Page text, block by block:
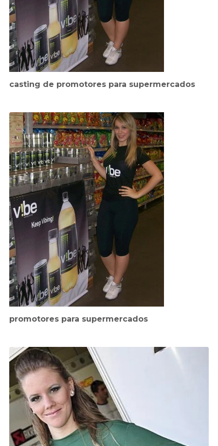
casting de promotores para supermercados
promotores para supermercados